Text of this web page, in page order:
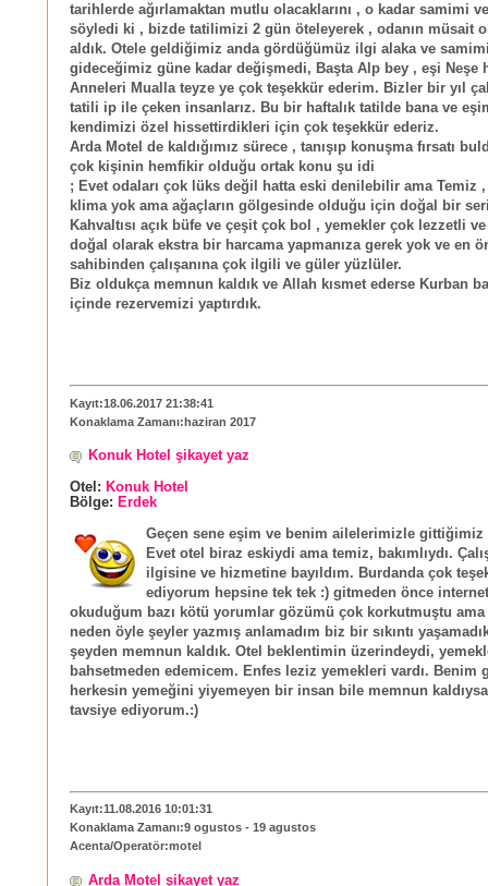
tarihlerde ağırlamaktan mutlu olacaklarını , o kadar samimi
söyledi ki , bizde tatilimizi 2 gün öteleyerek , odanın müsait
aldık. Otele geldiğimiz anda gördüğümüz ilgi alaka ve
gideceğimiz güne kadar değişmedi, Başta Alp bey , eşi Neşe
Anneleri Mualla teyze ye çok teşekkür ederim. Bizler bir yıl
tatili ip ile çeken insanlarız. Bu bir haftalık tatilde bana ve
kendimizi özel hissettirdikleri için çok teşekkür ederiz.
Arda Motel de kaldığımız sürece , tanışıp konuşma fırsatı
çok kişinin hemfikir olduğu ortak konu şu idi
; Evet odaları çok lüks değil hatta eski denilebilir ama Temiz
klima yok ama ağaçların gölgesinde olduğu için doğal bir
Kahvaltısı açık büfe ve çeşit çok bol , yemekler çok lezzetli
doğal olarak ekstra bir harcama yapmanıza gerek yok ve en
sahibinden çalışanına çok ilgili ve güler yüzlüler.
Biz oldukça memnun kaldık ve Allah kısmet ederse Kurban
içinde rezervemizi yaptırdık.
Kayıt:18.06.2017 21:38:41
Konaklama Zamanı:haziran 2017
Konuk Hotel şikayet yaz
Otel: Konuk Hotel
Bölge: Erdek
Geçen sene eşim ve benim ailelerimizle
Evet otel biraz eskiydi ama temiz, bakımlıydı.
ilgisine ve hizmetine bayıldım. Burdanda çok
ediyorum hepsine tek tek :) gitmeden önce
okuduğum bazı kötü yorumlar gözümü çok korkutmuştu
neden öyle şeyler yazmış anlamadım biz bir sıkıntı
şeyden memnun kaldık. Otel beklentimin üzerindeydi,
bahsetmeden edemicem. Enfes leziz yemekleri vardı. Benim
herkesin yemeğini yiyemeyen bir insan bile memnun
tavsiye ediyorum.:)
Kayıt:11.08.2016 10:01:31
Konaklama Zamanı:9 ogustos - 19 agustos
Acenta/Operatör:motel
Arda Motel şikayet yaz